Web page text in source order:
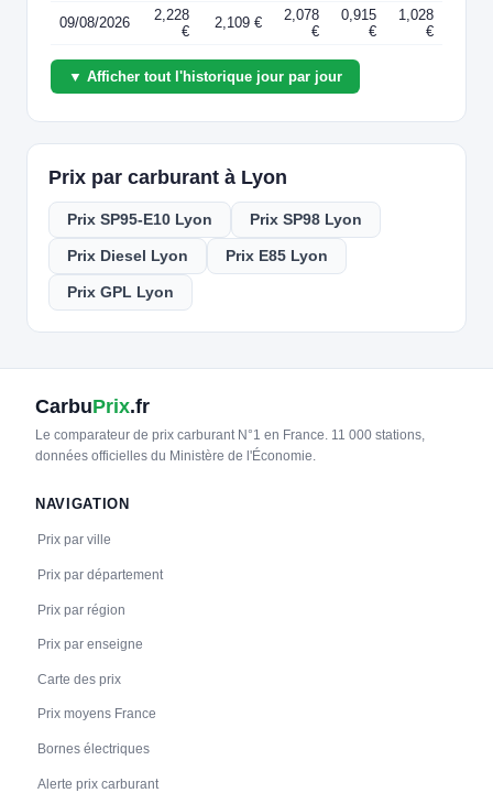
09/08/2026
2,228
€
2,109 €
2,078
€
0,915
€
1,028
€
▼ Afficher tout l'historique jour par jour
Prix par carburant à Lyon
Prix SP95-E10 Lyon Prix SP98 Lyon
Prix Diesel Lyon Prix E85 Lyon
Prix GPL Lyon
CarbuPrix.fr
Le comparateur de prix carburant N°1 en France. 11 000 stations,
données officielles du Ministère de l'Économie.
NAVIGATION
Prix par ville
Prix par département
Prix par région
Prix par enseigne
Carte des prix
Prix moyens France
Bornes électriques
Alerte prix carburant